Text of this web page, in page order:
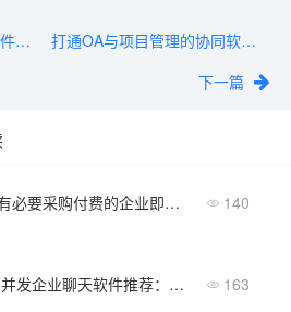
大屏体验优化：PC端IM软件如何提升生产力？
打通OA与项目管理的协同软件IM，怎么选？
下一篇
中小企业有必要采购付费的企业即时通讯软件吗？ 140
2026年高并发企业聊天软件推荐：消息必达、低延迟 163